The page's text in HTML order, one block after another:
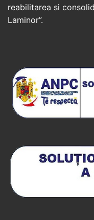
reabilitarea si
Laminor”.